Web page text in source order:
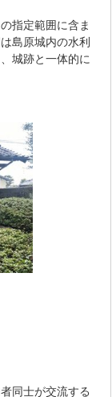
指定範囲に含ま
島原城内の水利
城跡と一体的に
同士が交流する